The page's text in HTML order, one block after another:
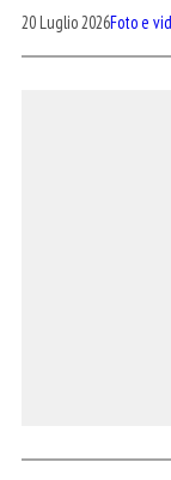
20 Luglio 2026Foto e